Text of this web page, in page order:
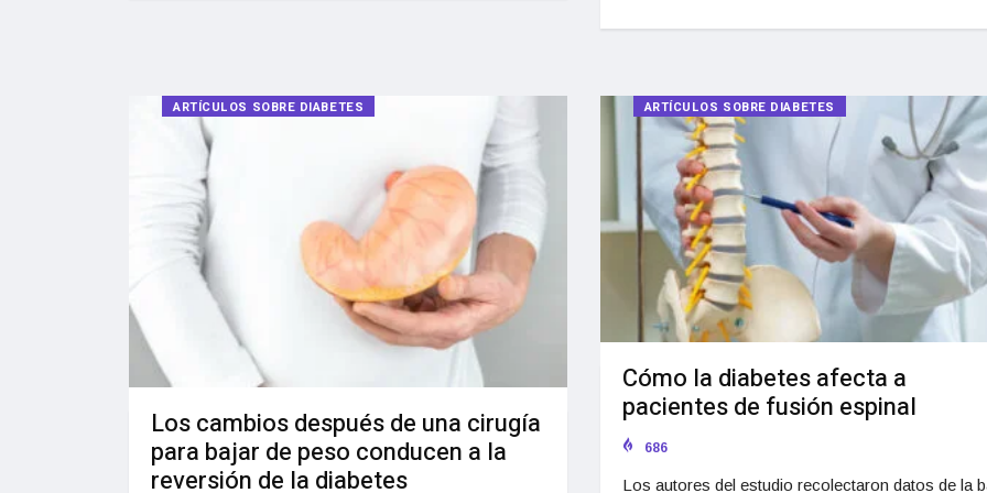
ARTÍCULOS SOBRE DIABETES
Los cambios después de una cirugía
para bajar de peso conducen a la
reversión de la diabetes
ARTÍCULOS SOBRE DIABETES
Cómo la diabetes afecta a
pacientes de fusión espinal
686
Los autores del estudio recolectaron datos de la